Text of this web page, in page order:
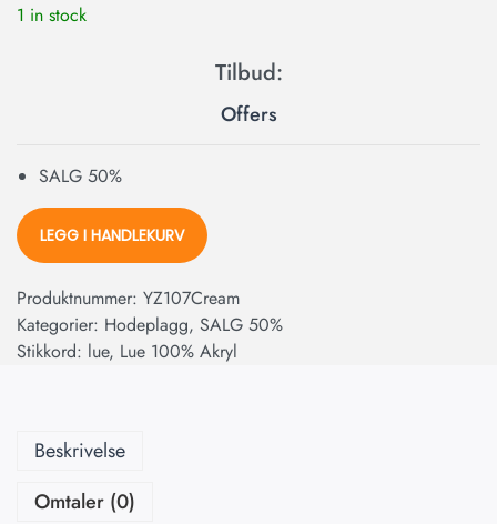
1 in stock
Offers
SALG 50%
LEGG I HANDLEKURV
Produktnummer: YZ107Cream
Kategorier: Hodeplagg, SALG 50%
Stikkord: lue, Lue 100% Akryl
Beskrivelse
Omtaler (0)